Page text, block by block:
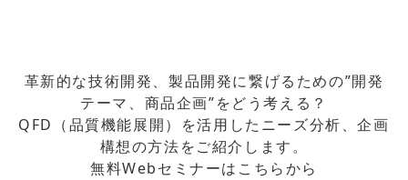
革新的な技術開発、製品開発に繋げるための”開発
テーマ、商品企画”をどう考える？
QFD（品質機能展開）を活用したニーズ分析、企画
構想の方法をご紹介します。
無料Webセミナーはこちらから